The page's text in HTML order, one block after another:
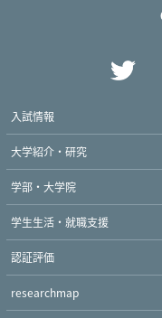
入試情報
大学紹介・研究
学部・大学院
学生生活・就職支援
認証評価
researchmap